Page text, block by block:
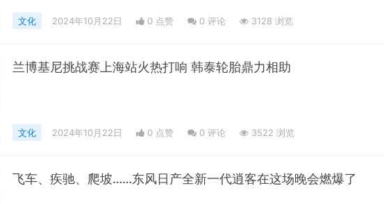
文化 2024年10月22日 0 点赞 0 评论 3128 浏览
兰博基尼挑战赛上海站火热打响 韩泰轮胎鼎力相助
文化 2024年10月22日 0 点赞 0 评论 3522 浏览
飞车、疾驰、爬坡……东风日产全新一代逍客在这场晚会燃爆了